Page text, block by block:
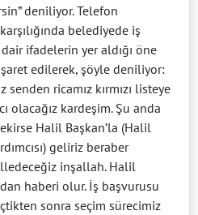
deniliyor. Telefon
belediyede iş
ifadelerin yer aldığı öne
edilerek, şöyle deniliyor:
senden ricamız kırmızı listeye
olacağız kardeşim. Şu anda
Halil Başkan’la (Halil
geliriz beraber
inşallah. Halil
haberi olur. İş başvurusu
sonra seçim sürecimiz